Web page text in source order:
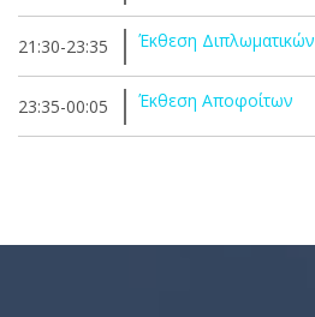
21:30-23:35 Έκθεση Διπλωματικών
23:35-00:05 Έκθεση Αποφοίτων